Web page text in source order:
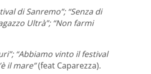
di Sanremo”; “Senza di
Ultrà”; “Non farmi
“Abbiamo vinto il festival
il mare”(feat Caparezza).